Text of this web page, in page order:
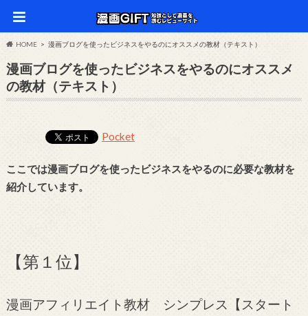
HOME 漫画ブログを使ったビジネスをやるのにオススメの教材（テキスト）
漫画ブログを使ったビジネスをやるのにオススメ
の教材（テキスト）
Pocket
ここでは漫画ブログを使ったビジネスをやるのに必要な教材を
紹介しています。
【第１位】
漫画アフィリエイト教材 シンプレス【スタート